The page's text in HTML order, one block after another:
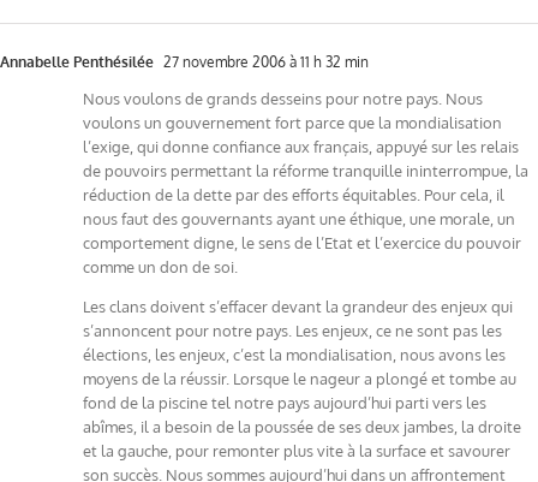
Annabelle Penthésilée 27 novembre 2006 à 11 h 32 min
Nous voulons de grands desseins pour notre pays. Nous
voulons un gouvernement fort parce que la mondialisation
l’exige, qui donne confiance aux français, appuyé sur les relais
de pouvoirs permettant la réforme tranquille ininterrompue, la
réduction de la dette par des efforts équitables. Pour cela, il
nous faut des gouvernants ayant une éthique, une morale, un
comportement digne, le sens de l’Etat et l’exercice du pouvoir
comme un don de soi.
Les clans doivent s’effacer devant la grandeur des enjeux qui
s’annoncent pour notre pays. Les enjeux, ce ne sont pas les
élections, les enjeux, c’est la mondialisation, nous avons les
moyens de la réussir. Lorsque le nageur a plongé et tombe au
fond de la piscine tel notre pays aujourd’hui parti vers les
abîmes, il a besoin de la poussée de ses deux jambes, la droite
et la gauche, pour remonter plus vite à la surface et savourer
son succès. Nous sommes aujourd’hui dans un affrontement